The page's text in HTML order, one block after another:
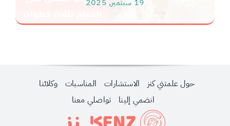
19 سبتمبر, 2025
حول علمتني كنز الاستشارات المناسبات
وكلائنا
انضمي إلينا
تواصلي معنا